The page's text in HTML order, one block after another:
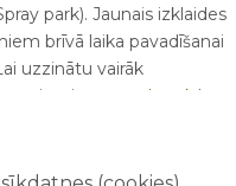
park). Jaunais izklaides
brīvā laika pavadīšanai
uzzinātu vairāk
vietni –
www.abpark.lv
saistībā ar